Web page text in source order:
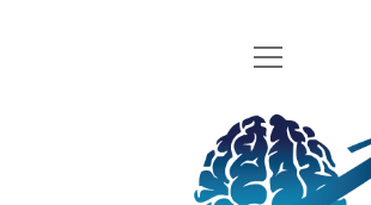
INFO
ÜBER UNS
WAS IST KRITISCHES DENKEN?
Menü
öffnen
Kritisches